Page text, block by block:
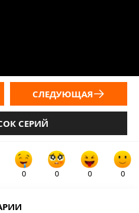
СЕРИЙ
СЛЕДУЮЩАЯ
0 0 0 0